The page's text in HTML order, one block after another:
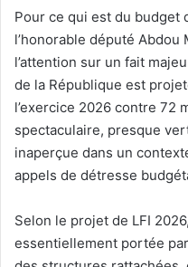
Pour ce qui est du budget
l’honorable député Abdou
l’attention sur un fait
de la République est
l’exercice 2026 contre 72
spectaculaire, presque
inaperçue dans un
appels de détresse
Selon le projet de LFI
essentiellement portée